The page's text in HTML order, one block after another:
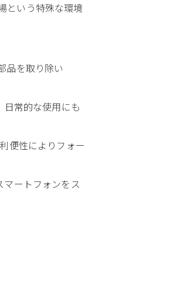
という特殊な環境
品を取り除い
常的な使用にも
便性によりフォー
マートフォンをス